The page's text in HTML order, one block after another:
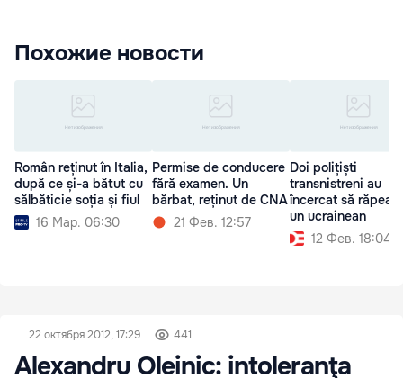
Похожие новости
Român reținut în Italia,
după ce și-a bătut cu
sălbăticie soția și fiul
16 Мар. 06:30
Permise de conducere
fără examen. Un
bărbat, reținut de CNA
21 Фев. 12:57
Doi polițiști
transnistreni au
încercat să
un ucrainean
12 Фев. 18:04
22 октября 2012, 17:29 441
Alexandru Oleinic: intoleranţa